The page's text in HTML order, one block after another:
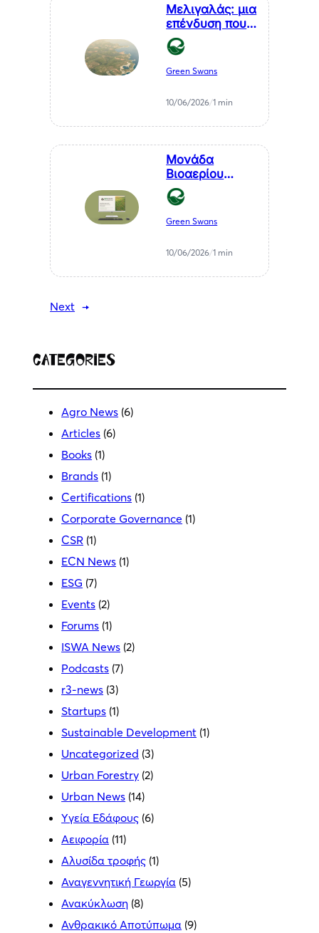
Μελιγαλάς: μια
επένδυση που
μετατρέπει ένα
χρόνιο
πρόβλημα της
Μεσσηνίας σε
ενέργεια
Green Swans
10/06/2026/1 min
Μονάδα
Βιοαερίου
Βιοστερεά Α.Ε.
στον Μελιγαλά
Green Swans
10/06/2026/1 min
Next →
Categories
Agro News (6)
Articles (6)
Books (1)
Brands (1)
Certifications (1)
Corporate Governance (1)
CSR (1)
ECN News (1)
ESG (7)
Events (2)
Forums (1)
ISWA News (2)
Podcasts (7)
r3-news (3)
Startups (1)
Sustainable Development (1)
Uncategorized (3)
Urban Forestry (2)
Urban News (14)
Yγεία Εδάφους (6)
Αειφορία (11)
Αλυσίδα τροφής (1)
Αναγεννητική Γεωργία (5)
Ανακύκλωση (8)
Ανθρακικό Αποτύπωμα (9)